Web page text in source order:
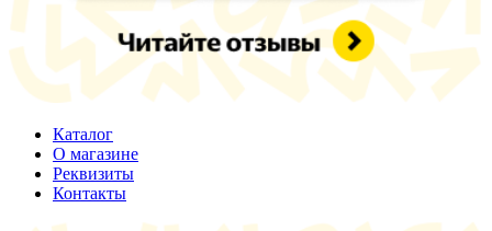
Каталог
О магазине
Реквизиты
Контакты